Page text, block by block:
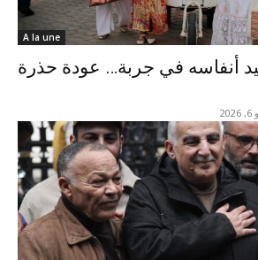
A la une
أنفاسه في جربة… عودة حذرة